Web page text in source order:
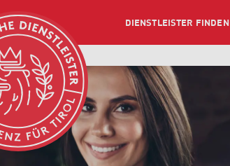
DIENSTLEISTER FINDEN